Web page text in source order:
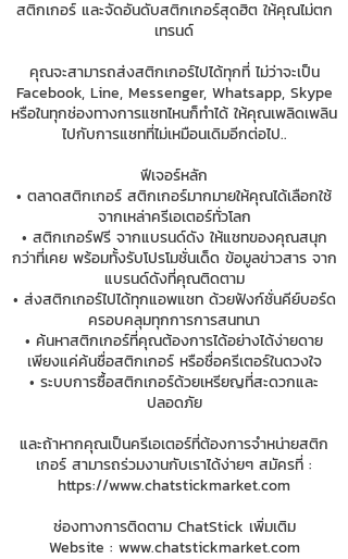
สติกเกอร์ และจัดอันดับสติกเกอร์สุดฮิต ให้คุณไม่ตก
เทรนด์
คุณจะสามารถส่งสติกเกอร์ไปได้ทุกที่ ไม่ว่าจะเป็น
Facebook, Line, Messenger, Whatsapp, Skype
หรือในทุกช่องทางการแชทไหนก็ทำได้ ให้คุณเพลิดเพลิน
ไปกับการแชทที่ไม่เหมือนเดิมอีกต่อไป..
ฟีเจอร์หลัก
• ตลาดสติกเกอร์ สติกเกอร์มากมายให้คุณได้เลือกใช้
จากเหล่าครีเอเตอร์ทั่วโลก
• สติกเกอร์ฟรี จากแบรนด์ดัง ให้แชทของคุณสนุก
กว่าที่เคย พร้อมทั้งรับโปรโมชั่นเด็ด ข้อมูลข่าวสาร จาก
แบรนด์ดังที่คุณติดตาม
• ส่งสติกเกอร์ไปได้ทุกแอพแชท ด้วยฟังก์ชั่นคีย์บอร์ด
ครอบคลุมทุกการการสนทนา
• ค้นหาสติกเกอร์ที่คุณต้องการได้อย่างได้ง่ายดาย
เพียงแค่ค้นชื่อสติกเกอร์ หรือชื่อครีเตอร์ในดวงใจ
• ระบบการซื้อสติกเกอร์ด้วยเหรียญที่สะดวกและ
ปลอดภัย
และถ้าหากคุณเป็นครีเอเตอร์ที่ต้องการจำหน่ายสติก
เกอร์ สามารถร่วมงานกับเราได้ง่ายๆ สมัครที่ :
https://www.chatstickmarket.com
ช่องทางการติดตาม ChatStick เพิ่มเติม
Website : www.chatstickmarket.com